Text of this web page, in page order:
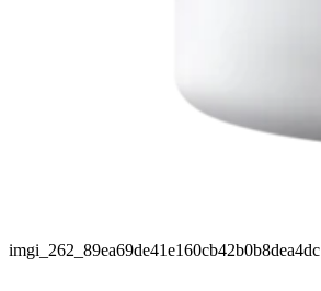
imgi_262_89ea69de41e160cb42b0b8dea4dc